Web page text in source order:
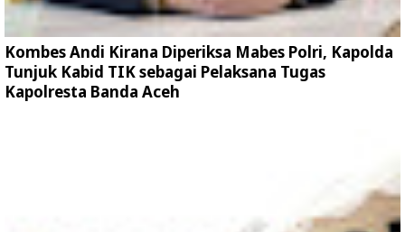
Kombes Andi Kirana Diperiksa Mabes Polri, Kapolda
Tunjuk Kabid TIK sebagai Pelaksana Tugas
Kapolresta Banda Aceh